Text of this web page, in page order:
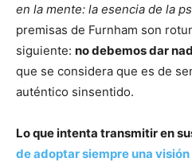
en la mente: la esencia de la
premisas de Furnham son
siguiente: no debemos dar
que se considera que es de
auténtico sinsentido.
Lo que intenta transmitir en
de adoptar siempre una